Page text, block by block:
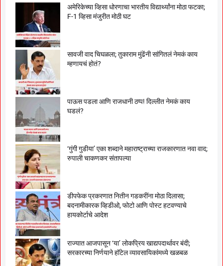
अमेरिकेच्या व्हिसा धोरणाचा भारतीय विद्यार्थ्यांना मोठा फटका;
F-1 व्हिसा मंजुरीत मोठी घट
सावजी वाद चिघळला; तुकाराम मुंढेंनी सांगितलं नेमकं काय
म्हणायचं होतं?
पाऊस पडला आणि राजधानी ठप्प! दिल्लीत नेमकं काय
घडलं?
‘गुंगी गुडीया’ एका शब्दाने महाराष्ट्राच्या राजकारणात नवा वाद;
रुपाली चाकणकर संतापल्या
डीपफेक प्रकरणात नितीन गडकरींना मोठा दिलासा;
बदनामीकारक व्हिडीओ, फोटो आणि पोस्ट हटवण्याचे
हायकोर्टाचे आदेश
राज्यात आजपासून ‘या’ लोकप्रिय खाद्यपदार्थावर बंदी;
सरकारच्या निर्णयाने हॉटेल व्यावसायिकांमध्ये खळबळ